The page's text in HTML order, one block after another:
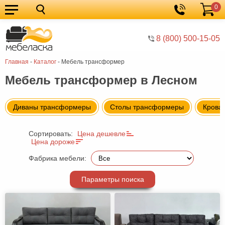
8 (800) 500-15-05
Корзина
0
Главная - Каталог - Мебель трансформер
Кухонные
гарнитуры
Мебель
для
кухни
Мебель
для
спальни
Кровати
Шкафы
Диваны
Мягкая
мебель
Детская
прихожей
Комоды
Мебель трансформер в Лесном
Диваны трансформеры Столы трансформеры
Сортировать:
Цена дешевле
Цена дороже
Фабрика мебели:
Параметры поиска